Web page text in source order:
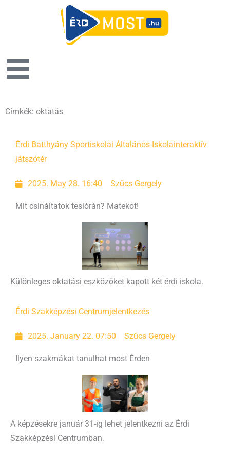
Címkék: oktatás
Érdi Batthyány Sportiskolai Általános Iskolainteraktív
játszótér
2025. May 28. 16:40 Szűcs Gergely
Mit csináltatok tesiórán? Matekot!
Különleges oktatási eszközöket kapott két érdi iskola.
Érdi Szakképzési Centrumjelentkezés
2025. January 22. 07:50 Szűcs Gergely
Ilyen szakmákat tanulhat most Érden
A képzésekre január 31-ig lehet jelentkezni az Érdi
Szakképzési Centrumban.